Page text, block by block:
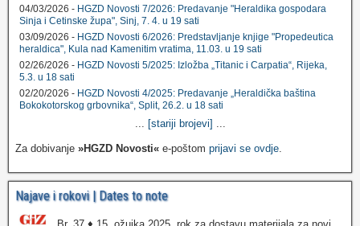
04/03/2026 - HGZD Novosti 7/2026: Predavanje "Heraldika gospodara
Sinja i Cetinske župa", Sinj, 7. 4. u 19 sati
03/09/2026 - HGZD Novosti 6/2026: Predstavljanje knjige "Propedeutica
heraldica", Kula nad Kamenitim vratima, 11.03. u 19 sati
02/26/2026 - HGZD Novosti 5/2025: Izložba „Titanic i Carpatia“, Rijeka,
5.3. u 18 sati
02/20/2026 - HGZD Novosti 4/2025: Predavanje „Heraldička baština
Bokokotorskog grbovnika“, Split, 26.2. u 18 sati
... [stariji brojevi] ...
Za dobivanje »HGZD Novosti« e-poštom prijavi se ovdje.
Najave i rokovi | Dates to note